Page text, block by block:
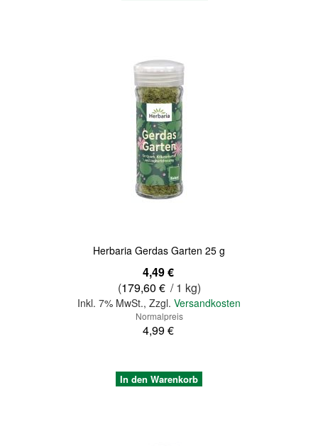
Herbaria Gerdas Garten 25 g
4,49 €
(179,60 € / 1 kg)
Inkl. 7% MwSt., Zzgl. Versandkosten
Normalpreis
4,99 €
In den Warenkorb